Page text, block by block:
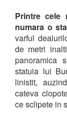
Printre cele
numara o
varful
de metri
panoramica
statuia lui
linistit,
cateva
ce sclipete in